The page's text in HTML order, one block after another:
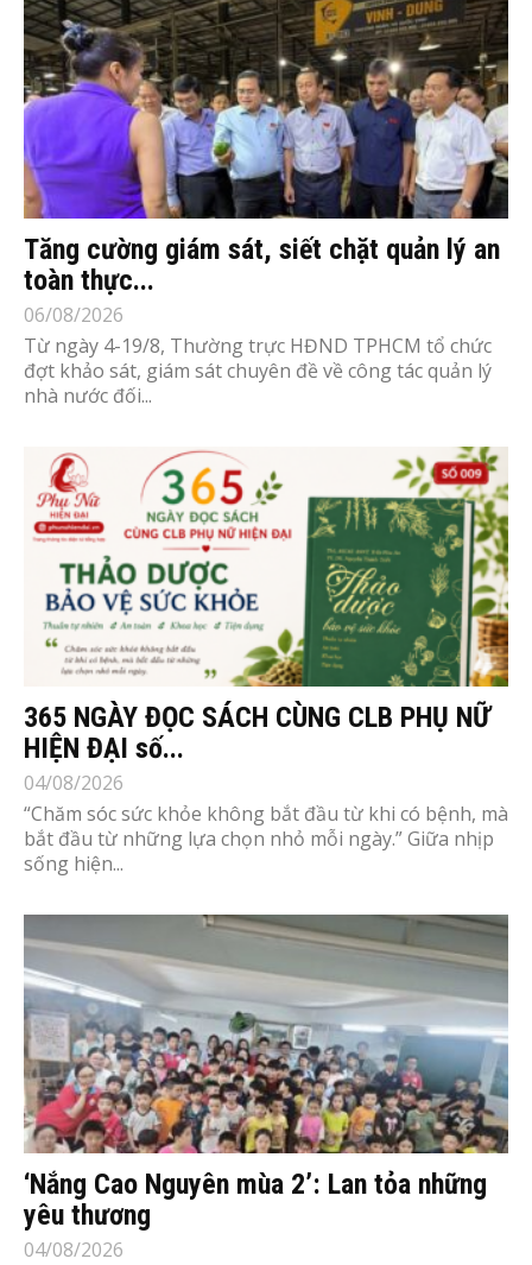
Tăng cường giám sát, siết chặt quản lý an
toàn thực...
06/08/2026
Từ ngày 4-19/8, Thường trực HĐND TPHCM tổ chức
đợt khảo sát, giám sát chuyên đề về công tác quản lý
nhà nước đối...
365 NGÀY ĐỌC SÁCH CÙNG CLB PHỤ NỮ
HIỆN ĐẠI số...
04/08/2026
“Chăm sóc sức khỏe không bắt đầu từ khi có bệnh, mà
bắt đầu từ những lựa chọn nhỏ mỗi ngày.” Giữa nhịp
sống hiện...
‘Nắng Cao Nguyên mùa 2’: Lan tỏa những
yêu thương
04/08/2026